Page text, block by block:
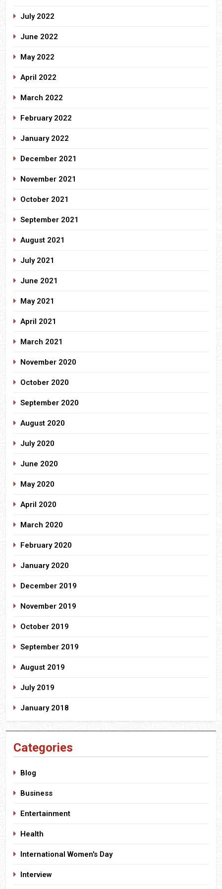
July 2022
June 2022
May 2022
April 2022
March 2022
February 2022
January 2022
December 2021
November 2021
October 2021
September 2021
August 2021
July 2021
June 2021
May 2021
April 2021
March 2021
November 2020
October 2020
September 2020
August 2020
July 2020
June 2020
May 2020
April 2020
March 2020
February 2020
January 2020
December 2019
November 2019
October 2019
September 2019
August 2019
July 2019
January 2018
Categories
Blog
Business
Entertainment
Health
International Women's Day
Interview